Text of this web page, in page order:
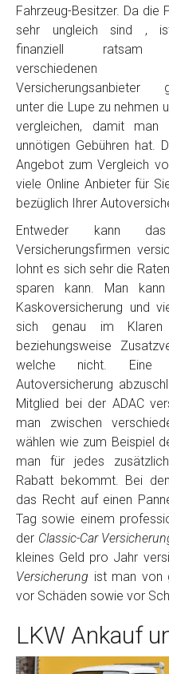
Fahrzeug-Besitzer. Da die
sehr ungleich sind ,
finanziell ratsam
verschiedenen
Versicherungsanbieter
unter die Lupe zu nehmen
vergleichen, damit man
unnötigen Gebühren hat.
Angebot zum Vergleich
viele Online Anbieter für
bezüglich Ihrer
Entweder kann
Versicherungsfirmen
lohnt es sich sehr die
sparen kann. Man kann
Kaskoversicherung und
sich genau im Klaren
beziehungsweise
welche nicht. Eine
Autoversicherung
Mitglied bei der ADAC
man zwischen
wählen wie zum Beispiel
man für jedes
Rabatt bekommt. Bei
das Recht auf einen
Tag sowie einem
der Classic-Car
kleines Geld pro Jahr
Versicherung ist man von
vor Schäden sowie vor
LKW Ankauf